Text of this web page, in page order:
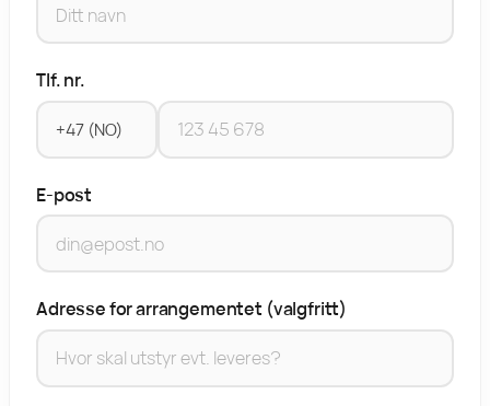
Tlf. nr.
E-post
Adresse for arrangementet (valgfritt)